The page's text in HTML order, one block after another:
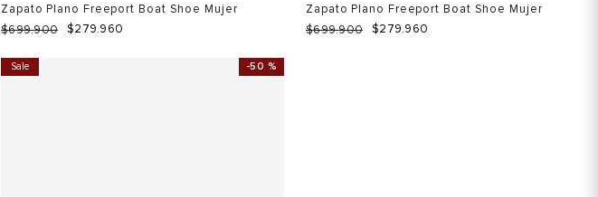
Zapato Plano Freeport Boat Shoe Mujer
$699.900 $279.960
Zapato Plano Freeport Boat Shoe Mujer
$699.900 $279.960
Sale -50 %